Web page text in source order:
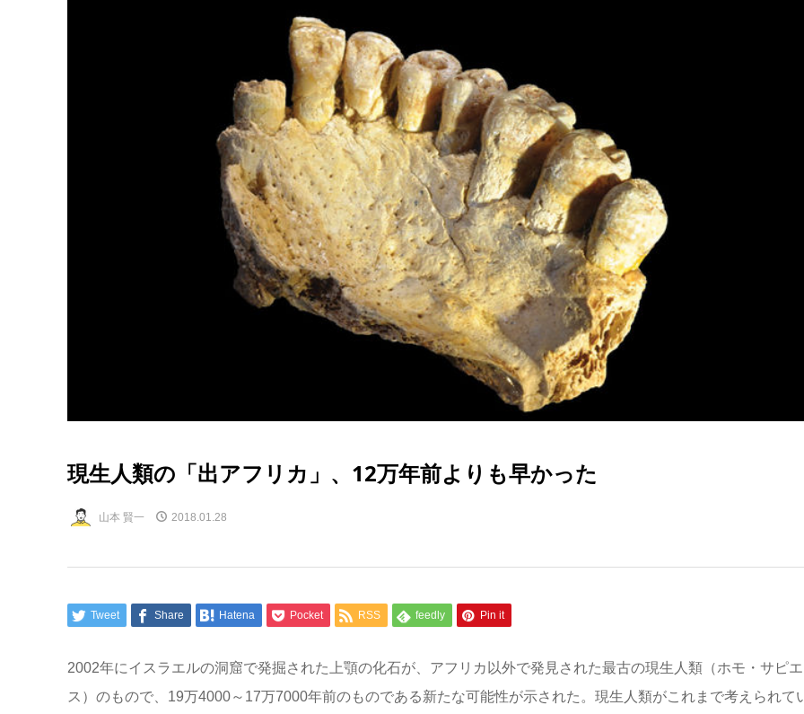
現生人類の「出アフリカ」、12万年前よりも早かった
山本 賢一 2018.01.28
Tweet Share Hatena Pocket RSS feedly Pin it
2002年にイスラエルの洞窟で発掘された上顎の化石が、アフリカ以外で発見された最古の現生人類（ホモ・サピ
ス）のもので、19万4000～17万7000年前のものである新たな可能性が示された。現生人類がこれまで考えられて